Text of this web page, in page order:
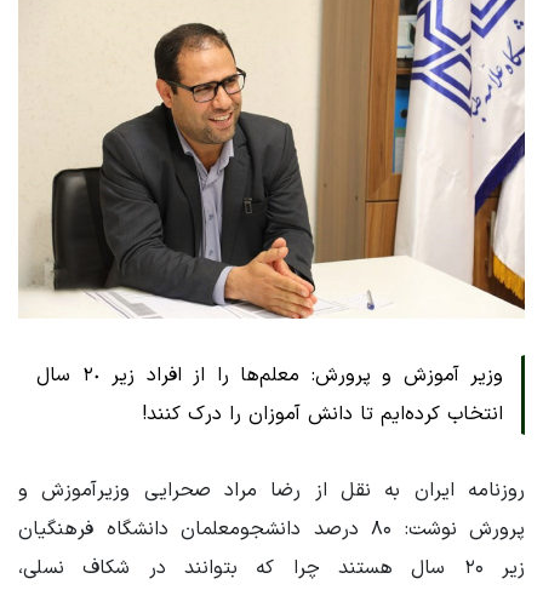
وزیر آموزش و پرورش: معلم‌ها را از افراد زیر ٢٠ سال
انتخاب کرده‌ایم تا دانش آموزان را درک کنند!
روزنامه ایران به نقل از رضا مراد صحرایی وزیرآموزش و
پرورش نوشت: ۸۰ درصد دانشجومعلمان دانشگاه فرهنگیان
زیر ۲۰ سال هستند چرا که بتوانند در شکاف نسلی،